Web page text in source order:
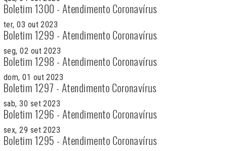
Boletim 1300 - Atendimento Coronavírus
ter, 03 out 2023
Boletim 1299 - Atendimento Coronavírus
seg, 02 out 2023
Boletim 1298 - Atendimento Coronavírus
dom, 01 out 2023
Boletim 1297 - Atendimento Coronavírus
sab, 30 set 2023
Boletim 1296 - Atendimento Coronavírus
sex, 29 set 2023
Boletim 1295 - Atendimento Coronavírus